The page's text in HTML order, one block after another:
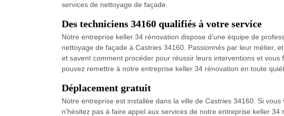
services de nettoyage de façade.
Des techniciens 34160 qualifiés à votre service
Notre entreprise keller 34 rénovation dispose d’une équipe de
nettoyage de façade à Castries 34160. Passionnés par leur métier,
et savent comment procéder pour réussir leurs interventions et
pouvez remettre à notre entreprise keller 34 rénovation en toute
Déplacement gratuit
Notre entreprise est installée dans la ville de Castries 34160. Si
n’hésitez pas à faire appel aux services de notre entreprise keller